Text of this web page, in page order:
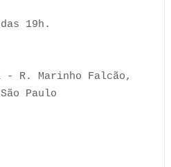
19h.
R. Marinho Falcão,
Paulo